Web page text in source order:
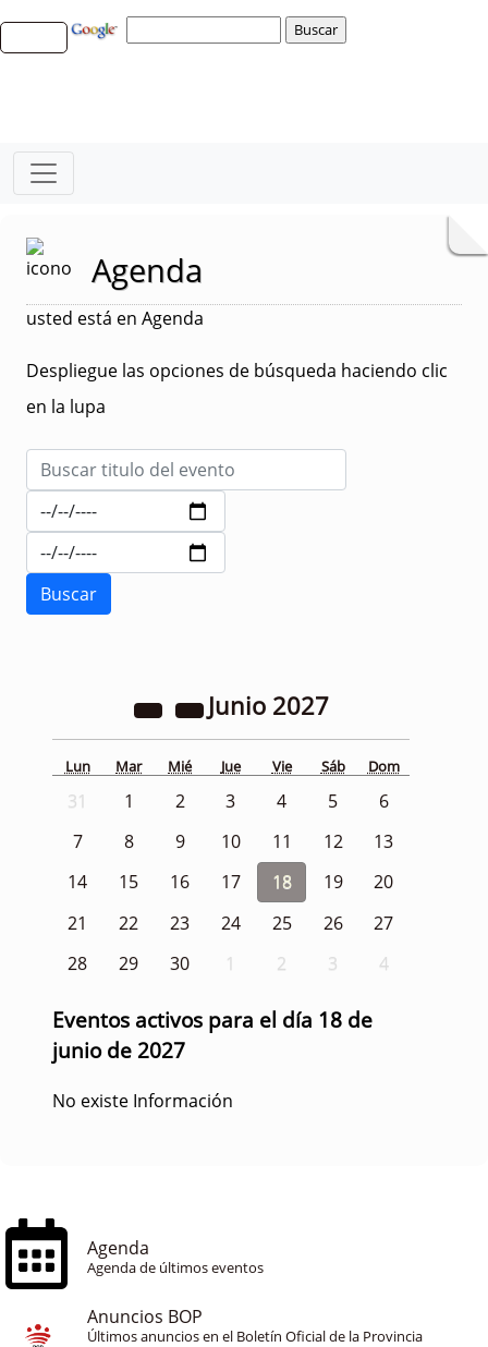
Agenda
usted está en Agenda
Despliegue las opciones de búsqueda haciendo clic
en la lupa
Junio 2027
Lun Mar Mié Jue Vie Sáb Dom
31 1 2 3 4 5
6
7
8 9 10 11 12
13
14
15 16 17 18 19
20
21
22 23 24 25 26
27
28
29 30 1 2 3 4
Eventos activos para el día 18 de
junio de 2027
No existe Información
Agenda
Agenda de últimos eventos
Anuncios BOP
Últimos anuncios en el Boletín Oficial de la Provincia